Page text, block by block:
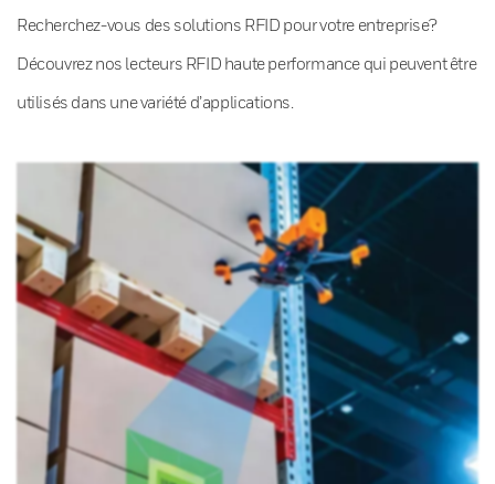
Recherchez-vous des solutions RFID pour votre entreprise?
Découvrez nos lecteurs RFID haute performance qui peuvent être
utilisés dans une variété d’applications.